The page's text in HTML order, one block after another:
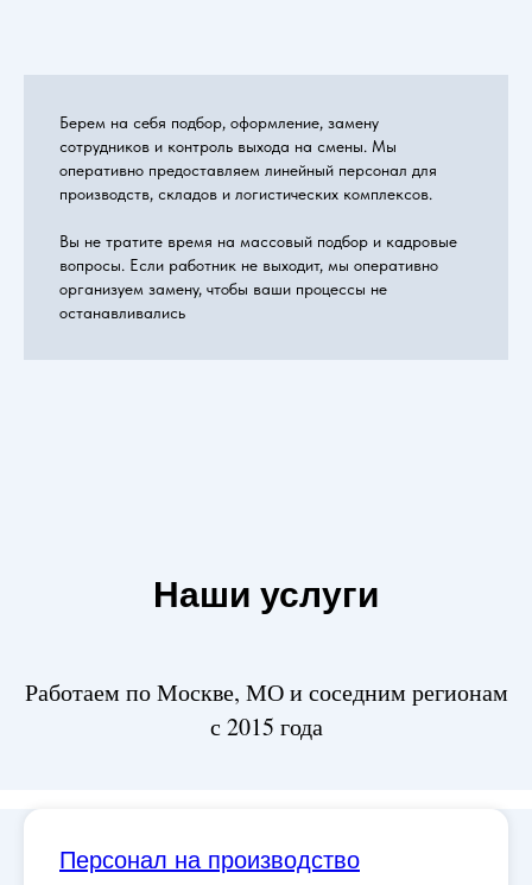
Берем на себя подбор, оформление, замену
сотрудников и контроль выхода на смены. Мы
оперативно предоставляем линейный персонал для
производств, складов и логистических комплексов.
Вы не тратите время на массовый подбор и кадровые
вопросы. Если работник не выходит, мы оперативно
организуем замену, чтобы ваши процессы не
останавливались
Наши услуги
Работаем по Москве, МО и соседним регионам
с 2015 года
Персонал на производство